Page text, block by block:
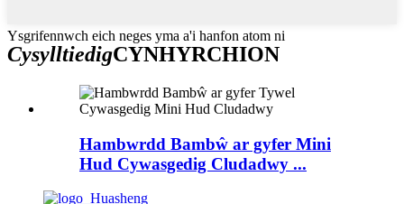
Ysgrifennwch eich neges yma a'i hanfon atom ni
CysylltiedigCYNHYRCHION
Hambwrdd Bambŵ ar gyfer Mini
Hud Cywasgedig Cludadwy ...